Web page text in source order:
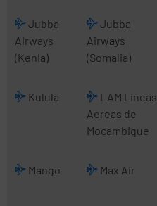
Jubba
Airways
(Kenia)
Jubba
Airways
(Somalia)
Kulula
LAM Lineas
Aereas de
Mocambique
Mango Max Air